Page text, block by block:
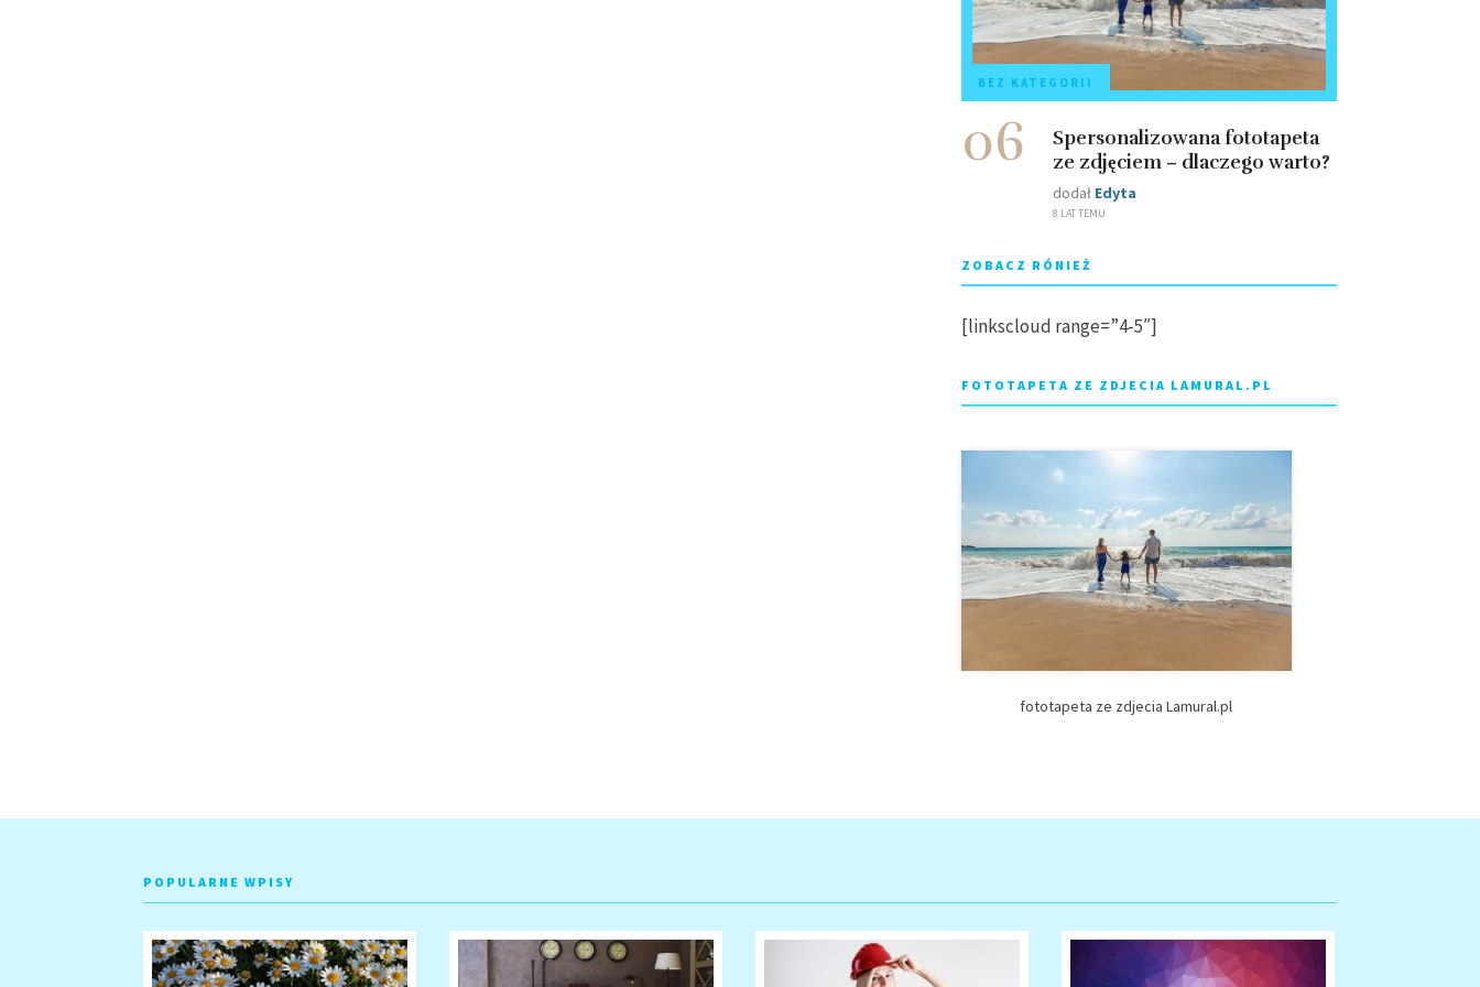
BEZ KATEGORII
06
Spersonalizowana fototapeta
ze zdjęciem – dlaczego warto?
dodał Edyta
8 LAT TEMU
ZOBACZ RÓNIEŻ
[linkscloud range=”4-5″]
FOTOTAPETA ZE ZDJECIA LAMURAL.PL
fototapeta ze zdjecia Lamural.pl
POPULARNE WPISY